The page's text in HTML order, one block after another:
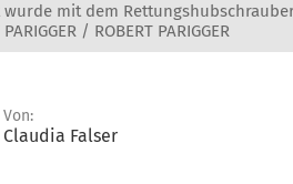
wurde mit dem
/ ROBERT PARIGGER
Von:
Claudia Falser